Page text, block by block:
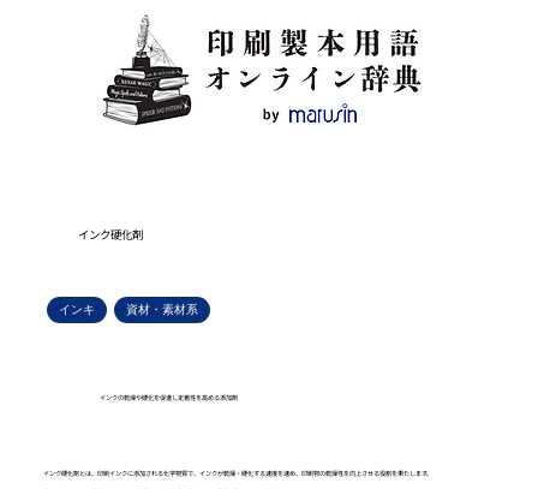
インク硬化剤
インキ 資材・素材系
インクの乾燥や硬化を促進し定着性を高める添加剤
インク硬化剤とは、印刷インクに添加される化学物質で、インクが乾燥・硬化する速度を速め、印刷物の乾燥性を向上させる役割を果たします。